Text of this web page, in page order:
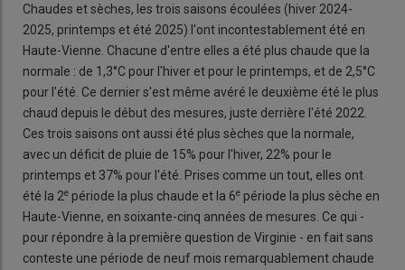
Chaudes et sèches, les trois saisons écoulées (hiver 2024-
2025, printemps et été 2025) l'ont incontestablement été en
Haute-Vienne. Chacune d'entre elles a été plus chaude que la
normale : de 1,3°C pour l'hiver et pour le printemps, et de 2,5°C
pour l'été. Ce dernier s'est même avéré le deuxième été le plus
chaud depuis le début des mesures, juste derrière l'été 2022.
Ces trois saisons ont aussi été plus sèches que la normale,
avec un déficit de pluie de 15% pour l'hiver, 22% pour le
printemps et 37% pour l'été. Prises comme un tout, elles ont
été la 2e période la plus chaude et la 6e période la plus sèche en
Haute-Vienne, en soixante-cinq années de mesures. Ce qui -
pour répondre à la première question de Virginie - en fait sans
conteste une période de neuf mois remarquablement chaude